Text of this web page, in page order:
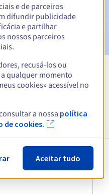
Periodpara notificar a
.rest
domínio .rest
e de parceiros
difundir publicidade
e partilhar
nossos parceiros
recusá-los ou
qualquer momento
cookies» acessível no
a nossa política
de cookies.
Aceitar tudo